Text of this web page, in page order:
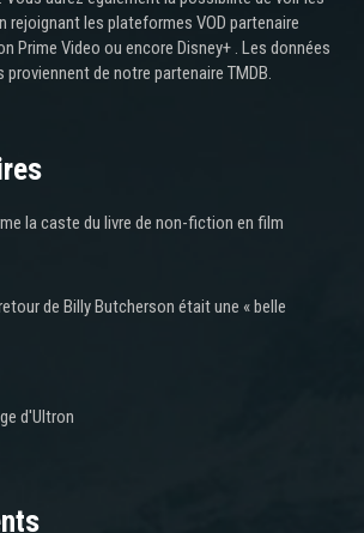
rejoignant les plateformes VOD partenaire
Prime Video ou encore Disney+ . Les données
de notre partenaire TMDB.
la caste du livre de non-fiction en film
de Billy Butcherson était une « belle
d'Ultron